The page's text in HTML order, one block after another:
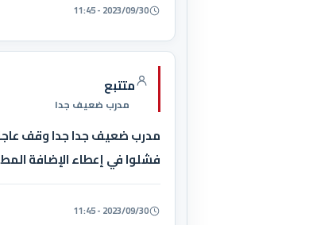
2023/09/30 - 11:45
متتبع
مدرب ضعيف جدا
مدرب ضعيف جدا جدا وقف عاجزا
فشلوا في إعطاء الإضافة
2023/09/30 - 11:45